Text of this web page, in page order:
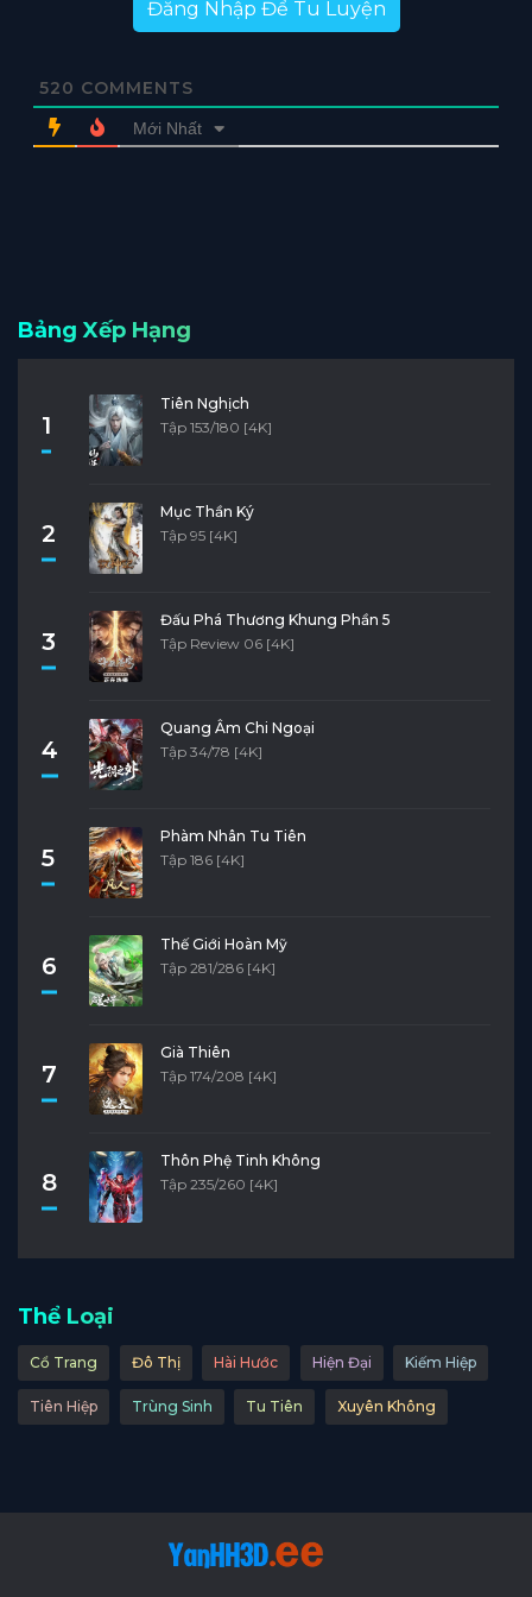
Đăng Nhập Để Tu Luyện
520 COMMENTS
Mới Nhất
Bảng Xếp Hạng
1
Tiên Nghịch
Tập 153/180 [4K]
2
Mục Thần Ký
Tập 95 [4K]
3
Đấu Phá Thương Khung Phần 5
Tập Review 06 [4K]
4
Quang Âm Chi Ngoại
Tập 34/78 [4K]
5
Phàm Nhân Tu Tiên
Tập 186 [4K]
6
Thế Giới Hoàn Mỹ
Tập 281/286 [4K]
7
Già Thiên
Tập 174/208 [4K]
8
Thôn Phệ Tinh Không
Tập 235/260 [4K]
Thể Loại
Cổ Trang Đô Thị Hài Hước Hiện Đại Kiếm Hiệp
Tiên Hiệp Trùng Sinh Tu Tiên Xuyên Không